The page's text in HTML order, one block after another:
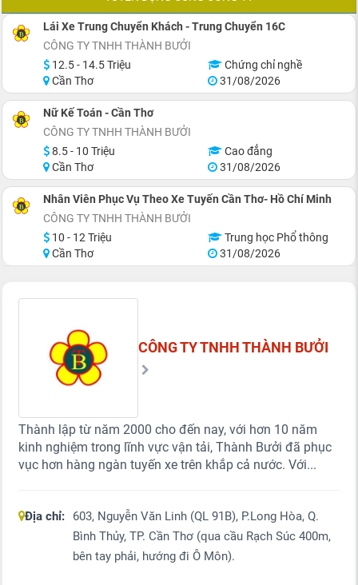
Lái Xe Trung Chuyển Khách - Trung Chuyển 16C
CÔNG TY TNHH THÀNH BƯỞI
12.5 - 14.5 Triệu
Chứng chỉ nghề
Cần Thơ
31/08/2026
Nữ Kế Toán - Cần Thơ
CÔNG TY TNHH THÀNH BƯỞI
8.5 - 10 Triệu
Cao đẳng
Cần Thơ
31/08/2026
Nhân Viên Phục Vụ Theo Xe Tuyến Cần Thơ- Hồ Chí Minh
CÔNG TY TNHH THÀNH BƯỞI
10 - 12 Triệu
Trung học Phổ thông
Cần Thơ
31/08/2026
CÔNG TY TNHH THÀNH BƯỞI
Thành lập từ năm 2000 cho đến nay, với hơn 10 năm
kinh nghiệm trong lĩnh vực vận tải, Thành Bưởi đã phục
vục hơn hàng ngàn tuyến xe trên khắp cả nước. Với...
Địa chỉ:
603, Nguyễn Văn Linh (QL 91B), P.Long Hòa, Q.
Bình Thủy, TP. Cần Thơ (qua cầu Rạch Súc 400m,
bên tay phải, hướng đi Ô Môn).